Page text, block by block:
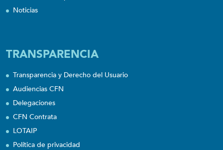
Noticias
TRANSPARENCIA
Transparencia y Derecho del Usuario
Audiencias CFN
Delegaciones
CFN Contrata
LOTAIP
Política de privacidad